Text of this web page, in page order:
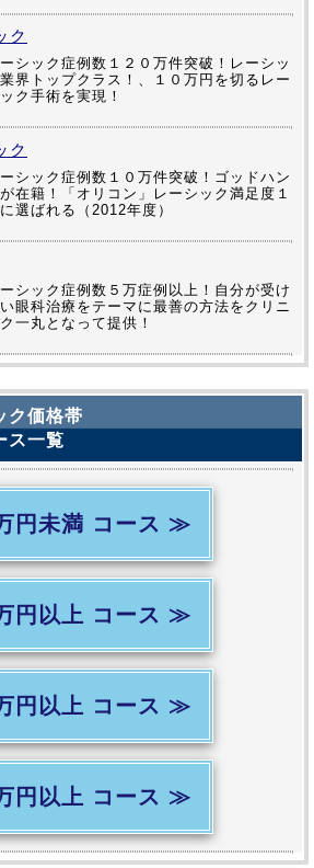
ク
シック症例数１２０万件突破！レーシッ
界トップクラス！、１０万円を切るレー
ク手術を実現！
ク
シック症例数１０万件突破！ゴッドハン
が在籍！「オリコン」レーシック満足度１
選ばれる（2012年度）
シック症例数５万症例以上！自分が受け
眼科治療をテーマに最善の方法をクリニ
一丸となって提供！
ク価格帯
一覧
円未満 コース ≫
円以上 コース ≫
円以上 コース ≫
円以上 コース ≫